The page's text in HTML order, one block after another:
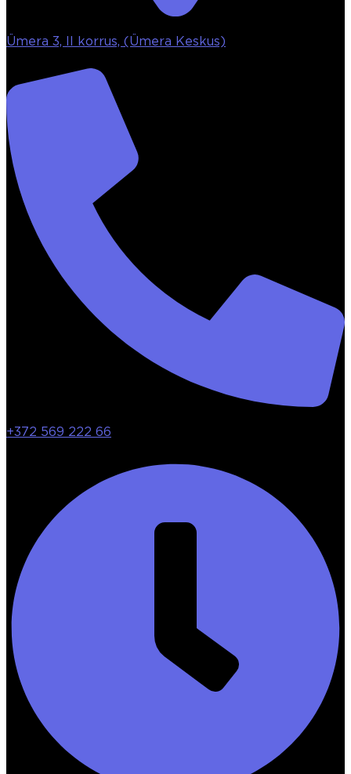
Ümera 3, II korrus, (Ümera Keskus)
+372 569 222 66